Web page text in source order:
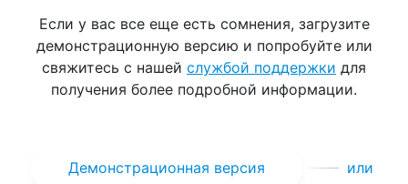
Если у вас все еще есть сомнения, загрузите
демонстрационную версию и попробуйте или
свяжитесь с нашей службой поддержки для
получения более подробной информации.
Демонстрационная версия или